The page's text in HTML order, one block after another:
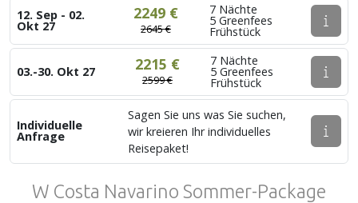
12. Sep - 02.
Okt 27
2249 €
2645 €
7 Nächte
5 Greenfees
Frühstück
03.-30. Okt 27 2215 €
2599 €
7 Nächte
5 Greenfees
Frühstück
Individuelle
Anfrage
Sagen Sie uns was Sie suchen,
wir kreieren Ihr individuelles
Reisepaket!
W Costa Navarino Sommer-Package